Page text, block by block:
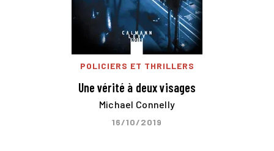
POLICIERS ET THRILLERS
Une vérité à deux visages
Michael Connelly
16/10/2019